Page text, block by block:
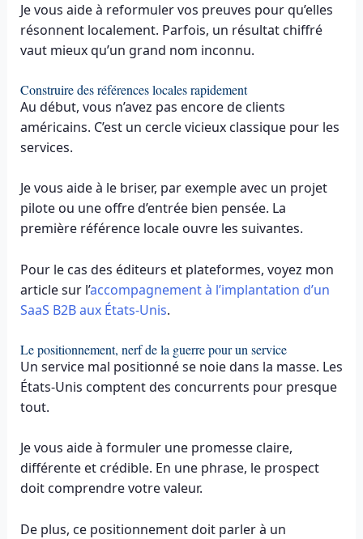
Je vous aide à reformuler vos preuves pour qu’elles
résonnent localement. Parfois, un résultat chiffré
vaut mieux qu’un grand nom inconnu.
Construire des références locales rapidement
Au début, vous n’avez pas encore de clients
américains. C’est un cercle vicieux classique pour les
services.
Je vous aide à le briser, par exemple avec un projet
pilote ou une offre d’entrée bien pensée. La
première référence locale ouvre les suivantes.
Pour le cas des éditeurs et plateformes, voyez mon
article sur l’accompagnement à l’implantation d’un
SaaS B2B aux États-Unis.
Le positionnement, nerf de la guerre pour un service
Un service mal positionné se noie dans la masse. Les
États-Unis comptent des concurrents pour presque
tout.
Je vous aide à formuler une promesse claire,
différente et crédible. En une phrase, le prospect
doit comprendre votre valeur.
De plus, ce positionnement doit parler à un